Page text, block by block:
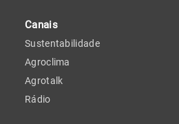
Canais
Sustentabilidade
Agroclima
Agrotalk
Rádio